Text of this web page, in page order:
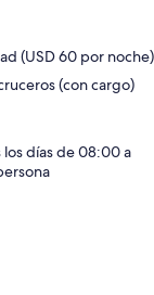
(USD 60 por noche)
(con cargo)
días de 08:00 a